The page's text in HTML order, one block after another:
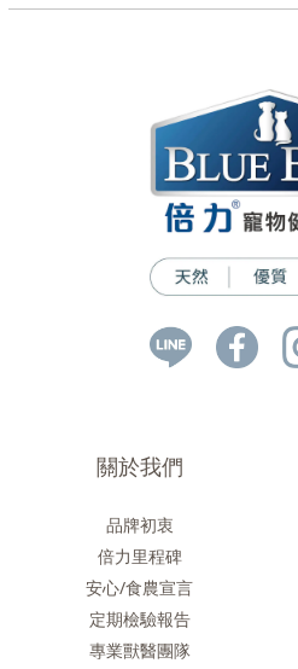
關於我們
品牌初衷
倍力里程碑
安心/食農宣言
定期檢驗報告
專業獸醫團隊